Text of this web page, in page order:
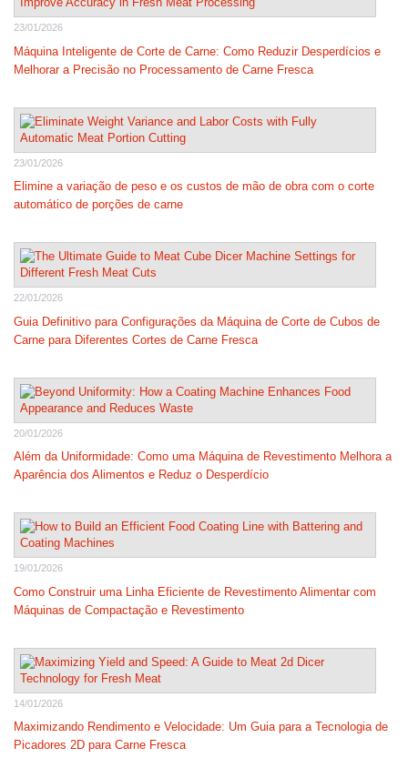
23/01/2026
Máquina Inteligente de Corte de Carne: Como Reduzir Desperdícios e
Melhorar a Precisão no Processamento de Carne Fresca
23/01/2026
Elimine a variação de peso e os custos de mão de obra com o corte
automático de porções de carne
22/01/2026
Guia Definitivo para Configurações da Máquina de Corte de Cubos de
Carne para Diferentes Cortes de Carne Fresca
20/01/2026
Além da Uniformidade: Como uma Máquina de Revestimento Melhora a
Aparência dos Alimentos e Reduz o Desperdício
19/01/2026
Como Construir uma Linha Eficiente de Revestimento Alimentar com
Máquinas de Compactação e Revestimento
14/01/2026
Maximizando Rendimento e Velocidade: Um Guia para a Tecnologia de
Picadores 2D para Carne Fresca